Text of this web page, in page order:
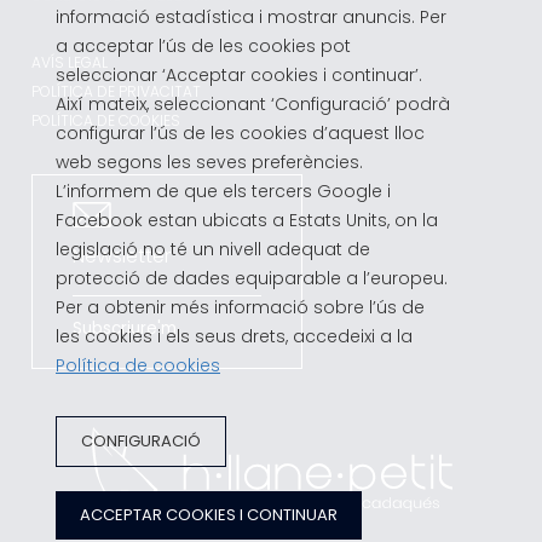
POLÍTICA DE PRIVACITAT
POLÍTICA DE COOKIES
Newsletter
Subscriure'm
informació estadística i mostrar anuncis. Per
a acceptar l’ús de les cookies pot
seleccionar ‘Acceptar cookies i continuar’.
Així mateix, seleccionant ‘Configuració’ podrà
configurar l’ús de les cookies d’aquest lloc
web segons les seves preferències.
L’informem de que els tercers Google i
Facebook estan ubicats a Estats Units, on la
legislació no té un nivell adequat de
protecció de dades equiparable a l’europeu.
Per a obtenir més informació sobre l’ús de
les cookies i els seus drets, accedeixi a la
Política de cookies
CONFIGURACIÓ
ACCEPTAR COOKIES I CONTINUAR